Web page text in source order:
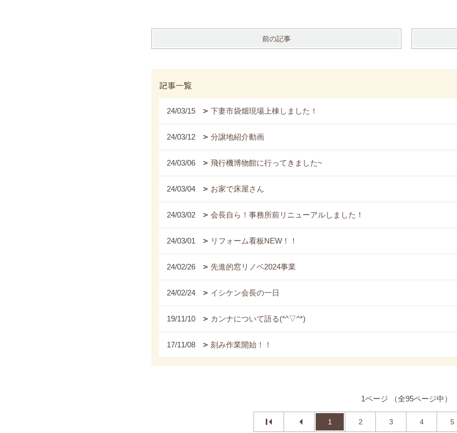
前の記事
記事一覧
24/03/15 下妻市袋畑現場上棟しました！
24/03/12 分譲地紹介動画
24/03/06 飛行機博物館に行ってきました~
24/03/04 お家で床屋さん
24/03/02 会長自ら！事務所前リニューアルしました！
24/03/01 リフォーム看板NEW！！
24/02/26 先進的窓リノベ2024事業
24/02/24 イシケン会長の一日
19/11/10 カンナについて語る(*^▽^*)
17/11/08 刻み作業開始！！
1ページ （全95ページ中）
1 2 3 4 5